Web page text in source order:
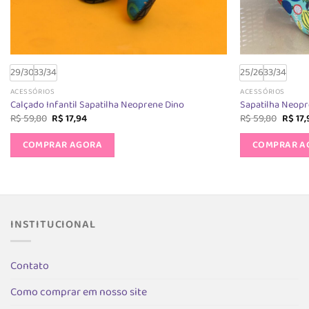
29/3033/34
ACESSÓRIOS
Calçado Infantil Sapatilha Neoprene Dino
R$59,80 O
preço
original
era:
R$ 59,80.
R$17,94O
atual
é:
R$ 17,94.
COMPRAR AGORA
variantes.
na
25/2633/34
ACESSÓRIOS
Sapatilha
R$59,80 O
preço
era:
R$
R$
COMPRAR
INSTITUCIONAL
Contato
Como comprar em nosso site